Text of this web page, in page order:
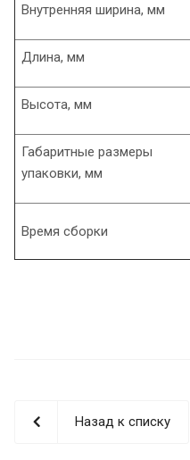
Внутренняя ширина, мм
Длина, мм
Высота, мм
Габаритные размеры
упаковки, мм
Время сборки
Назад к списку